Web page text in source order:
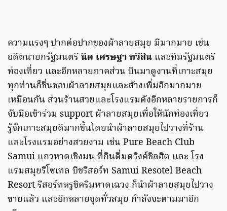
ความแรงๆ ปากต่อปากของผ้าลายสมุย มีมากมาย เช่น
อดีตนายกรัฐมนตรีนิด เศรษฐา ทวีสิน และทีมรัฐมนตรี
ท่องเที่ยว และอีกหลายภาคส่วน บินมาดูงานที่เกาะสมุย
ทุกท่านก็ชื่นชอบผ้าลายสมุยและสัางเพิ่มอีกมากมาย
เหมือนกัน ส่วนร้านสวยและโรงแรมดังอีกหลายรายการก็
จับมือเข้าร่วม support ผ้าลายสมุยเพื่อให้นักท่องเที่ยว
รู้จักเกาะสมุยดีมากขึ้นโดยนำผ้าลายสมุยไปวางที่ร้าน
และโรงแรมอย่างสวยงาม เช่น Pure Beach Club
Samui แถวหาดเชิงมน ที่กินดื่มดริงค์ชิลฮิต และ โรง
แรมสมุยรีโซเทล บีชรีสอร์ท Samui Resotel Beach
Resort รีสอร์ทหรูชิคริมหาดเฉวง ก็นำผ้าลายสมุยไปวาง
ขายแล้ว และอีกหลายจุดทั่วสมุย กำลังจะตามมาอีก